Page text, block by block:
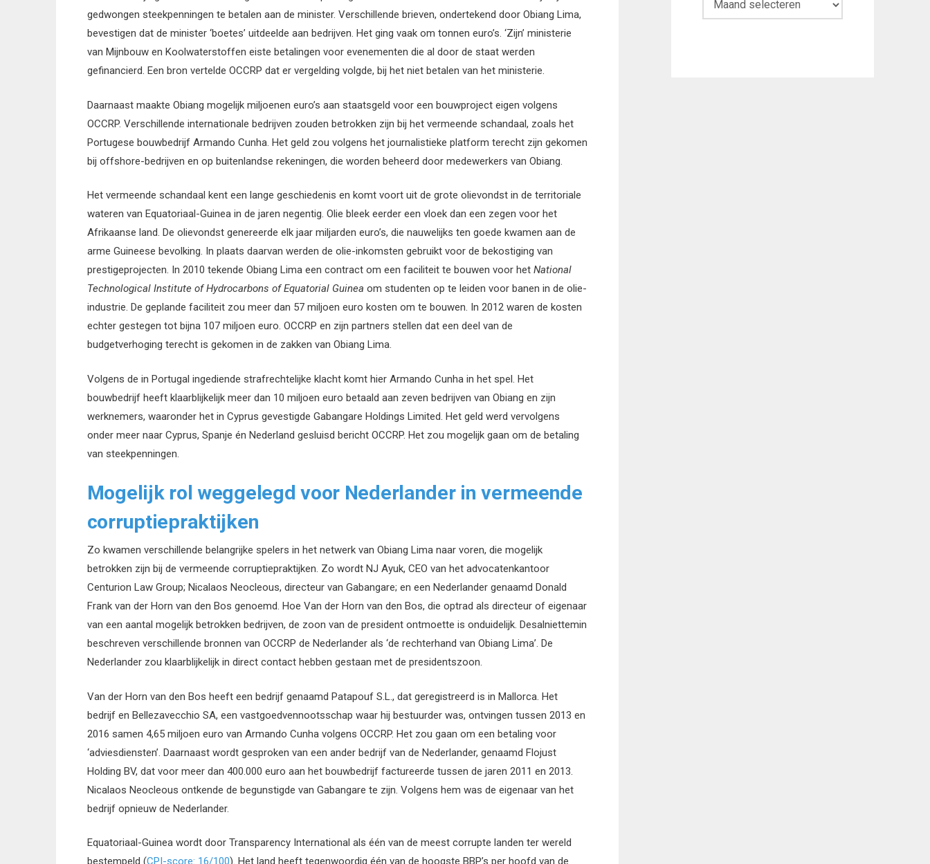
gedwongen steekpenningen te betalen aan de minister. Verschillende brieven, ondertekend door Obiang Lima,
bevestigen dat de minister ‘boetes’ uitdeelde aan bedrijven. Het ging vaak om tonnen euro’s. ‘Zijn’ ministerie
van Mijnbouw en Koolwaterstoffen eiste betalingen voor evenementen die al door de staat werden
gefinancierd. Een bron vertelde OCCRP dat er vergelding volgde, bij het niet betalen van het ministerie.
Daarnaast maakte Obiang mogelijk miljoenen euro’s aan staatsgeld voor een bouwproject eigen volgens
OCCRP. Verschillende internationale bedrijven zouden betrokken zijn bij het vermeende schandaal, zoals het
Portugese bouwbedrijf Armando Cunha. Het geld zou volgens het journalistieke platform terecht zijn gekomen
bij offshore-bedrijven en op buitenlandse rekeningen, die worden beheerd door medewerkers van Obiang.
Het vermeende schandaal kent een lange geschiedenis en komt voort uit de grote olievondst in de territoriale
wateren van Equatoriaal-Guinea in de jaren negentig. Olie bleek eerder een vloek dan een zegen voor het
Afrikaanse land. De olievondst genereerde elk jaar miljarden euro’s, die nauwelijks ten goede kwamen aan de
arme Guineese bevolking. In plaats daarvan werden de olie-inkomsten gebruikt voor de bekostiging van
prestigeprojecten. In 2010 tekende Obiang Lima een contract om een faciliteit te bouwen voor het National
Technological Institute of Hydrocarbons of Equatorial Guinea om studenten op te leiden voor banen in de olie-
industrie. De geplande faciliteit zou meer dan 57 miljoen euro kosten om te bouwen. In 2012 waren de kosten
echter gestegen tot bijna 107 miljoen euro. OCCRP en zijn partners stellen dat een deel van de
budgetverhoging terecht is gekomen in de zakken van Obiang Lima.
Volgens de in Portugal ingediende strafrechtelijke klacht komt hier Armando Cunha in het spel. Het
bouwbedrijf heeft klaarblijkelijk meer dan 10 miljoen euro betaald aan zeven bedrijven van Obiang en zijn
werknemers, waaronder het in Cyprus gevestigde Gabangare Holdings Limited. Het geld werd vervolgens
onder meer naar Cyprus, Spanje én Nederland gesluisd bericht OCCRP. Het zou mogelijk gaan om de betaling
van steekpenningen.
Mogelijk rol weggelegd voor Nederlander in vermeende
corruptiepraktijken
Zo kwamen verschillende belangrijke spelers in het netwerk van Obiang Lima naar voren, die mogelijk
betrokken zijn bij de vermeende corruptiepraktijken. Zo wordt NJ Ayuk, CEO van het advocatenkantoor
Centurion Law Group; Nicalaos Neocleous, directeur van Gabangare; en een Nederlander genaamd Donald
Frank van der Horn van den Bos genoemd. Hoe Van der Horn van den Bos, die optrad als directeur of eigenaar
van een aantal mogelijk betrokken bedrijven, de zoon van de president ontmoette is onduidelijk. Desalniettemin
beschreven verschillende bronnen van OCCRP de Nederlander als ‘de rechterhand van Obiang Lima’. De
Nederlander zou klaarblijkelijk in direct contact hebben gestaan met de presidentszoon.
Van der Horn van den Bos heeft een bedrijf genaamd Patapouf S.L., dat geregistreerd is in Mallorca. Het
bedrijf en Bellezavecchio SA, een vastgoedvennootsschap waar hij bestuurder was, ontvingen tussen 2013 en
2016 samen 4,65 miljoen euro van Armando Cunha volgens OCCRP. Het zou gaan om een betaling voor
‘adviesdiensten’. Daarnaast wordt gesproken van een ander bedrijf van de Nederlander, genaamd Flojust
Holding BV, dat voor meer dan 400.000 euro aan het bouwbedrijf factureerde tussen de jaren 2011 en 2013.
Nicalaos Neocleous ontkende de begunstigde van Gabangare te zijn. Volgens hem was de eigenaar van het
bedrijf opnieuw de Nederlander.
Equatoriaal-Guinea wordt door Transparency International als één van de meest corrupte landen ter wereld
bestempeld (CPI-score: 16/100). Het land heeft tegenwoordig één van de hoogste BBP’s per hoofd van de